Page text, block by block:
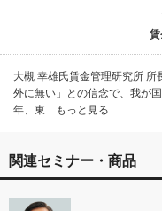
大槻 幸雄氏賃金管理研究所
外に無い」との信念で、我が
年、東…もっと見る
関連セミナー・商品